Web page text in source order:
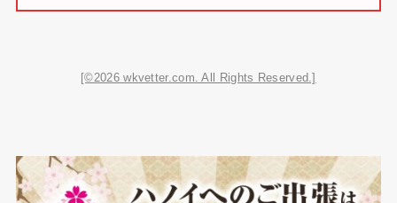
[©2026 wkvetter.com. All Rights Reserved.]